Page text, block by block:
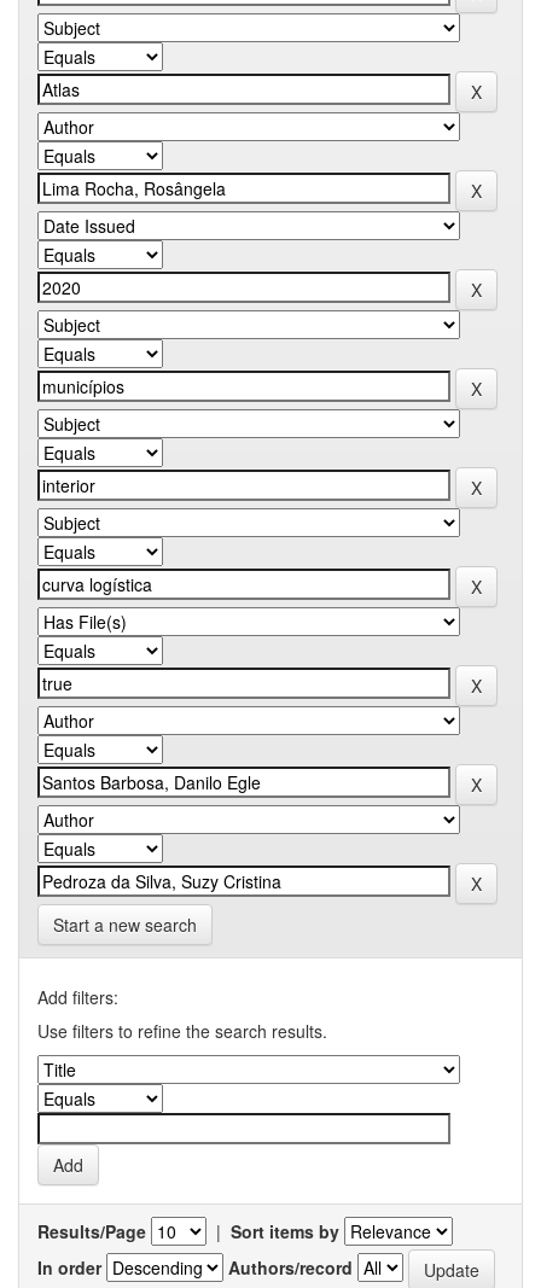
Start a new search
Add filters:
Use filters to refine the search results.
Results/Page | Sort items by
In order
Authors/record